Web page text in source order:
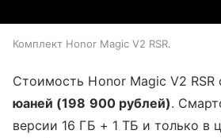
Комплект Honor Magic V2 RSR.
Стоимость Honor Magic V2 RSR
юаней (198 900 рублей).
версии 16 ГБ + 1 ТБ и только в